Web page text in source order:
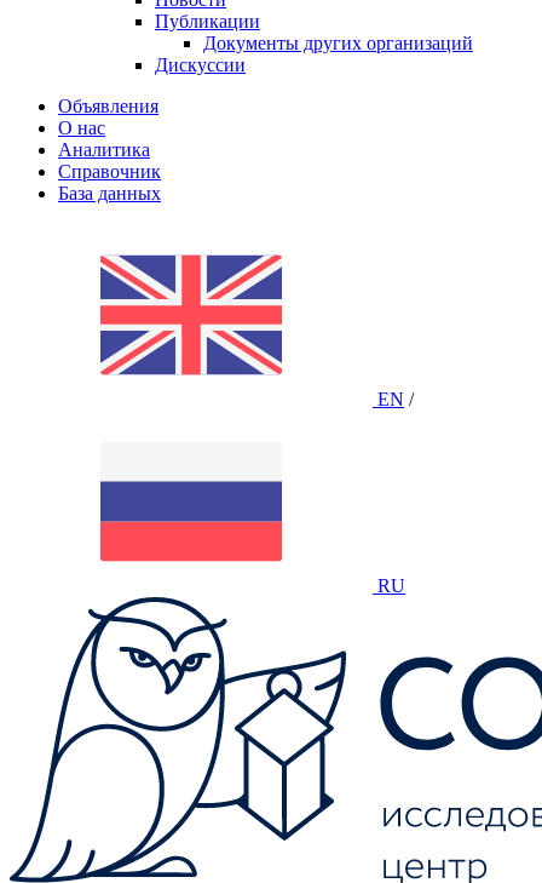
Публикации
Документы других организаций
Дискуссии
Объявления
О нас
Аналитика
Справочник
База данных
EN /
RU